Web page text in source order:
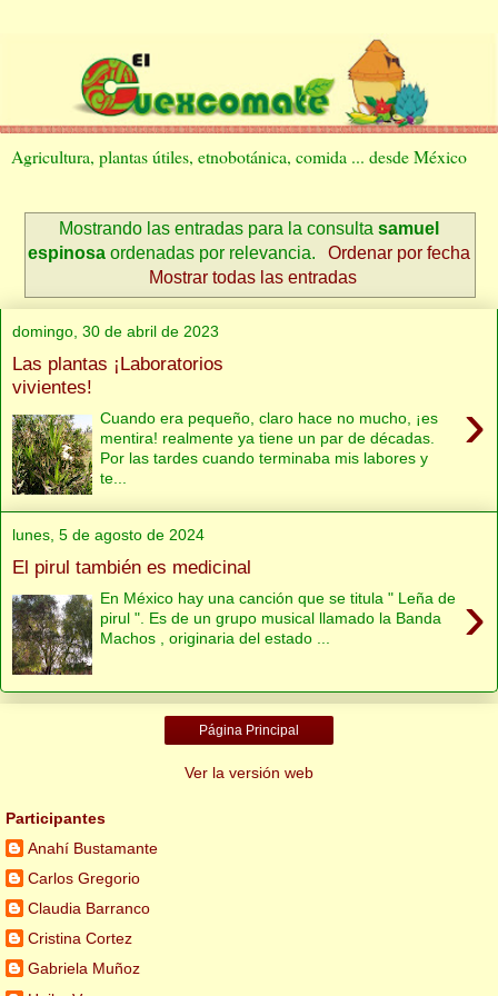
Agricultura, plantas útiles, etnobotánica, comida ... desde México
Mostrando las entradas para la consulta samuel
espinosa ordenadas por relevancia.
Ordenar por fecha
Mostrar todas las entradas
domingo, 30 de abril de 2023
Las plantas ¡Laboratorios
vivientes!
›
Cuando era pequeño, claro hace no mucho, ¡es
mentira! realmente ya tiene un par de décadas.
Por las tardes cuando terminaba mis labores y
te...
lunes, 5 de agosto de 2024
El pirul también es medicinal
›
En México hay una canción que se titula " Leña de
pirul ". Es de un grupo musical llamado la Banda
Machos , originaria del estado ...
Página Principal
Ver la versión web
Participantes
Anahí Bustamante
Carlos Gregorio
Claudia Barranco
Cristina Cortez
Gabriela Muñoz